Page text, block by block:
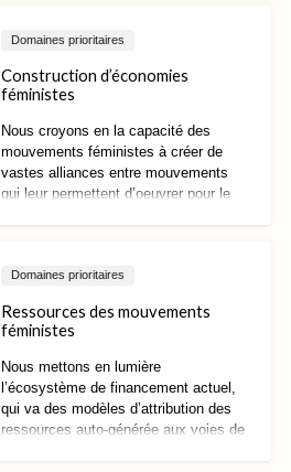
contrecarrer l’influence et l’impact des
également à faire avancer les cadres,
les normes et les propositions
féministes et relatifs aux droits des
femmes, ainsi qu’à protéger et
promouvoir l’universalité des droits.
Domaines prioritaires
Construction d’économies
féministes
Nous croyons en la capacité des
mouvements féministes à créer de
vastes alliances entre mouvements
qui leur permettent d’oeuvrer pour le
nouveaux paradigmes d’économies
Domaines prioritaires
Ressources des mouvements
féministes
Nous mettons en lumière
l’écosystème de financement actuel,
qui va des modèles d’attribution des
ressources auto-générée aux voies de